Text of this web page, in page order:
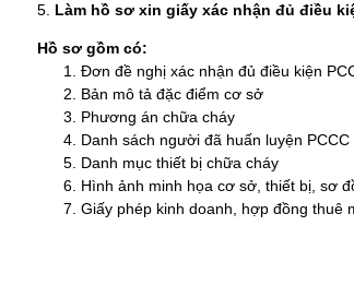
5. Làm hồ sơ xin giấy xác nhận đủ điều
Hồ sơ gồm có:
Đơn đề nghị xác nhận đủ điều kiện
Bản mô tả đặc điểm cơ sở
Phương án chữa cháy
Danh sách người đã huấn luyện PCCC
Danh mục thiết bị chữa cháy
Hình ảnh minh họa cơ sở, thiết bị, sơ
Giấy phép kinh doanh, hợp đồng thuê